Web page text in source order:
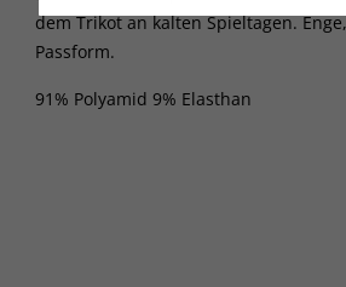
dem Trikot an kalten Spieltagen.
Passform.
91% Polyamid 9% Elasthan